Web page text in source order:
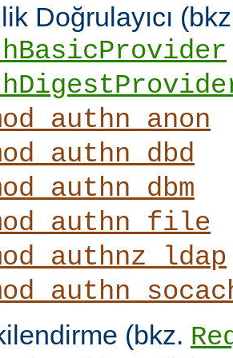
Doğrulayıcı
(bkz.